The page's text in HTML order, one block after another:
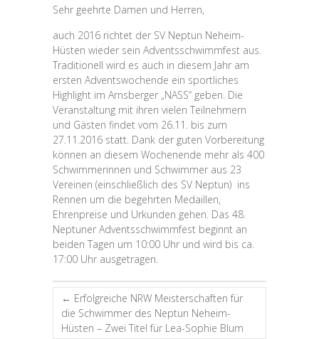
Sehr geehrte Damen und Herren,
auch 2016 richtet der SV Neptun Neheim-
Hüsten wieder sein Adventsschwimmfest aus.
Traditionell wird es auch in diesem Jahr am
ersten Adventswochende ein sportliches
Highlight im Arnsberger „NASS“ geben. Die
Veranstaltung mit ihren vielen Teilnehmern
und Gästen findet vom 26.11. bis zum
27.11.2016 statt. Dank der guten Vorbereitung
können an diesem Wochenende mehr als 400
Schwimmerinnen und Schwimmer aus 23
Vereinen (einschließlich des SV Neptun) ins
Rennen um die begehrten Medaillen,
Ehrenpreise und Urkunden gehen. Das 48.
Neptuner Adventsschwimmfest beginnt an
beiden Tagen um 10:00 Uhr und wird bis ca.
17:00 Uhr ausgetragen.
← Erfolgreiche NRW Meisterschaften für
die Schwimmer des Neptun Neheim-
Hüsten – Zwei Titel für Lea-Sophie Blum